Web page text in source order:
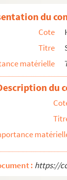
du
Cote
Titre
matérielle
du
: https://